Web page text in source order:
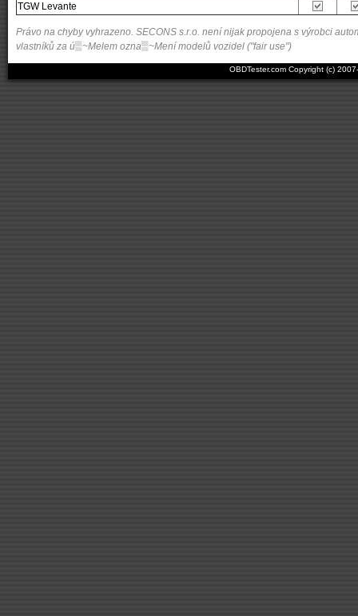
TGW Levante
Právo na chyby vyhrazeno. SECONS s.r.o. není nijak propojena s výrobci
vlastníků za ú▒~Melem ozna▒~Mení modelů vozidel ("fair use")
OBDTester.com Copyright (c)